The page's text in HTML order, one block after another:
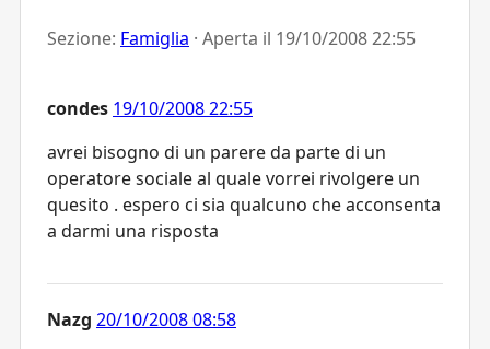
Sezione: Famiglia · Aperta il 19/10/2008 22:55
condes 19/10/2008 22:55
avrei bisogno di un parere da parte di un
operatore sociale al quale vorrei rivolgere un
quesito . espero ci sia qualcuno che acconsenta
a darmi una risposta
Nazg 20/10/2008 08:58